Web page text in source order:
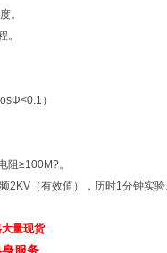
。
。
）
阻≥100M?。
（有效值），历时1分钟实验
量现货